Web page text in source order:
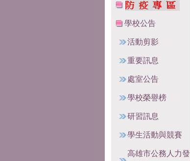
學校公告
活動剪影
重要訊息
處室公告
學校榮譽榜
研習訊息
學生活動與競賽
高雄市公務人力發